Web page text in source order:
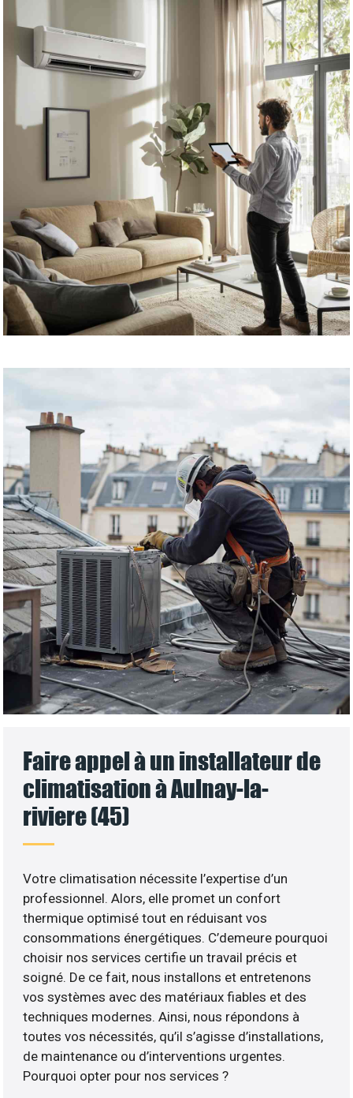
Faire appel à un installateur de
climatisation à Aulnay-la-
riviere (45)
Votre climatisation nécessite l’expertise d’un
professionnel. Alors, elle promet un confort
thermique optimisé tout en réduisant vos
consommations énergétiques. C’demeure pourquoi
choisir nos services certifie un travail précis et
soigné. De ce fait, nous installons et entretenons
vos systèmes avec des matériaux fiables et des
techniques modernes. Ainsi, nous répondons à
toutes vos nécessités, qu’il s’agisse d’installations,
de maintenance ou d’interventions urgentes.
Pourquoi opter pour nos services ?